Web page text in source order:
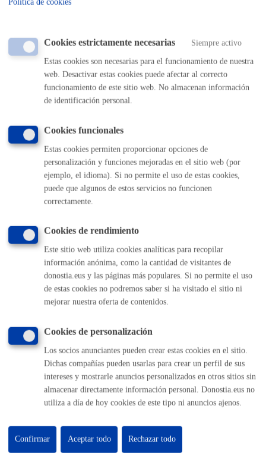
Volver atrás
Comunícate con el Ayuntamiento de Donostia / San
Sebastián
(gratuito desde Donostia / San Sebastián)
(+34) 943 481 000
Buzón de la ciudadanía
Enlaces útiles
Ofertas de empleo
Perfil del contratante
Sede electrónica
Mapas - GeoDonostia
Mapa web
Otras páginas web corporativas
Donostia Kirola
Donostia Kultura
Fomento de San Sebastián
Dbus
Política de cookies
Cookies estrictamente necesarias Siempre activo
Estas cookies son necesarias para el funcionamiento de nuestra
web. Desactivar estas cookies puede afectar al correcto
funcionamiento de este sitio web. No almacenan información
de identificación personal.
Cookies funcionales
Estas cookies permiten proporcionar opciones de
personalización y funciones mejoradas en el sitio web (por
ejemplo, el idioma). Si no permite el uso de estas cookies,
puede que algunos de estos servicios no funcionen
correctamente.
Cookies de rendimiento
Este sitio web utiliza cookies analíticas para recopilar
información anónima, como la cantidad de visitantes de
donostia.eus y las páginas más populares. Si no permite el uso
de estas cookies no podremos saber si ha visitado el sitio ni
mejorar nuestra oferta de contenidos.
Cookies de personalización
Los socios anunciantes pueden crear estas cookies en el sitio.
Dichas compañías pueden usarlas para crear un perfil de sus
intereses y mostrarle anuncios personalizados en otros sitios sin
almacenar directamente información personal. Donostia.eus no
utiliza a día de hoy cookies de este tipo ni anuncios ajenos.
Rechazar todo
Confirmar Aceptar todo